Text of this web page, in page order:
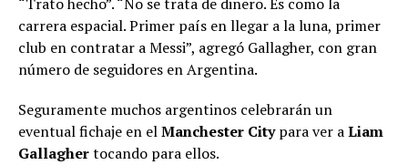
carrera espacial. Primer país en llegar a la luna, primer
club en contratar a Messi”, agregó Gallagher, con gran
número de seguidores en Argentina.
Seguramente muchos argentinos celebrarán un
eventual fichaje en elManchester Citypara ver aLiam
Gallaghertocando para ellos.